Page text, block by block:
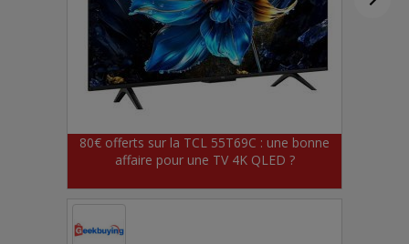
80€ offerts sur la TCL 55T69C : une bonne
affaire pour une TV 4K QLED ?